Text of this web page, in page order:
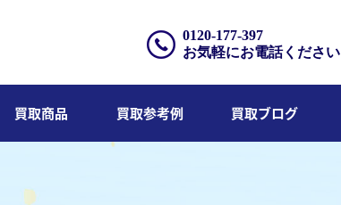
0120-177-397
お気軽にお電話ください
買取商品 買取参考例 買取ブログ